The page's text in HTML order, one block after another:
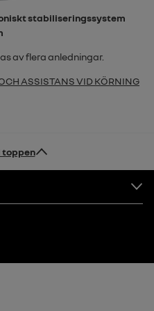
stabiliseringssystem
av flera anledningar.
ASSISTANS VID KÖRNING
toppen